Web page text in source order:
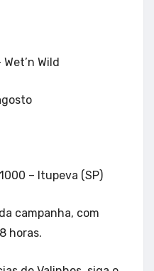
Wild
– Itupeva (SP)
campanha, com
horas.